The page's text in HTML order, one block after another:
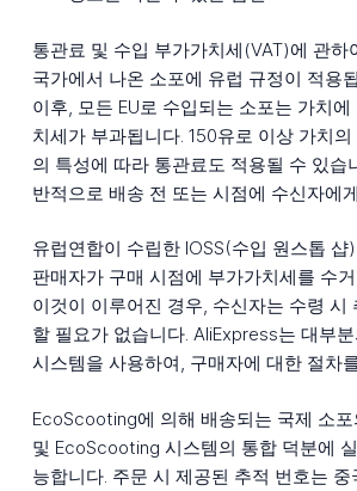
통관료 및 수입 부가가치세(VAT)에 관하
국가에서 나온 소포에 유럽 규정이 적용
이후, 모든 EU로 수입되는 소포는 가치
치세가 부과됩니다. 150유로 이상 가치
의 특성에 따라 통관료도 적용될 수 있습
반적으로 배송 전 또는 시점에 수신자에
유럽연합이 수립한 IOSS(수입 원스톱 샵
판매자가 구매 시점에 부가가치세를 수
이것이 이루어진 경우, 수신자는 수령 시
할 필요가 없습니다. AliExpress는 대부
시스템을 사용하여, 구매자에 대한 절차
EcoScooting에 의해 배송되는 국제 소
및 EcoScooting 시스템의 통합 덕분에
능합니다. 주문 시 제공된 추적 번호는